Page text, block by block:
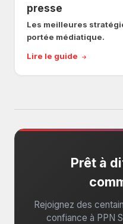
presse
Les meilleures
portée médiatique.
Lire le guide
Prêt à
Rejoignez des
confiance à PPN